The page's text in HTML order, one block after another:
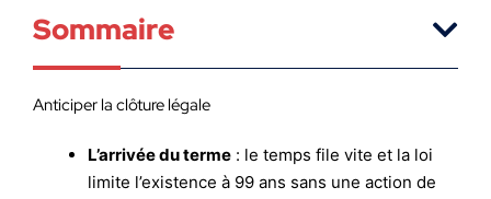
Sommaire
Anticiper la clôture légale
L’arrivée du terme : le temps file vite et la loi
limite l’existence à 99 ans sans une action de